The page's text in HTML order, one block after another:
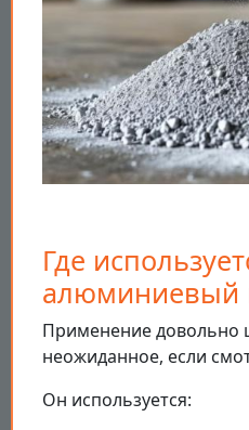
Где
алюминиевый
Применение довольно
неожиданное, если
Он используется: